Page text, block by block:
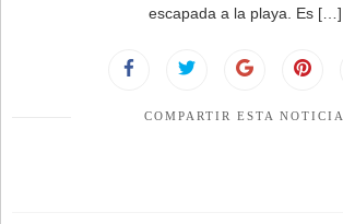
escapada a la playa. Es […]
COMPARTIR ESTA NOTICIA